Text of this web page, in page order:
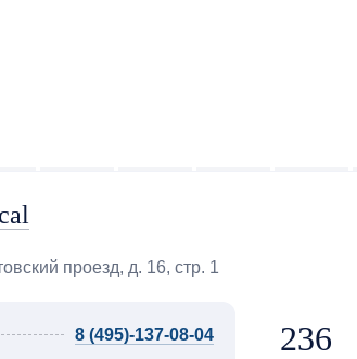
проезд, д. 16, стр. 1
8 (495)-137-08-04 236